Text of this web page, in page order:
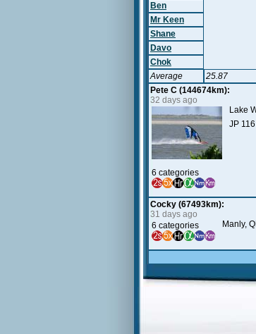
Ben
Mr Keen
Shane
Davo
Chok
Average
25.87
Pete C (144674km):
32 days ago
6 categories
Lake
JP
Cocky (67493km):
31 days ago
6 categories
Manly,